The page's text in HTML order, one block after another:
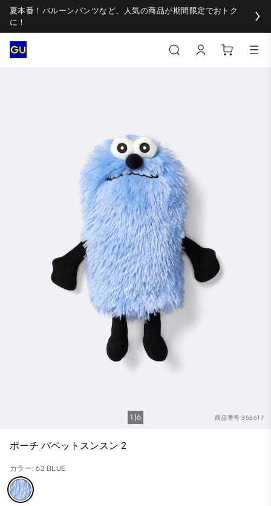
夏本番！バルーンパンツなど、人気の商品が期間限定でおトク
に！
商品番号:358617
1 6
ポーチ パペットスンスン 2
カラー: 62 BLUE